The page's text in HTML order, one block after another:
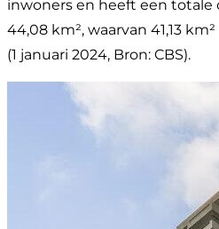
inwoners en heeft een totale
44,08 km², waarvan 41,13
(1 januari 2024, Bron: CBS).